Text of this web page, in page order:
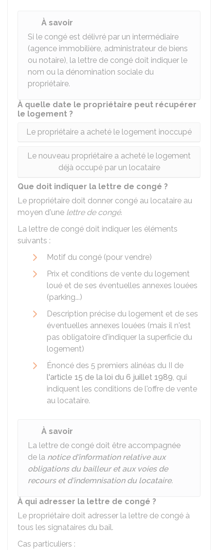
À savoir
Si le congé est délivré par un intermédiaire
(agence immobilière, administrateur de biens
ou notaire), la lettre de congé doit indiquer le
nom ou la dénomination sociale du
propriétaire.
À quelle date le propriétaire peut récupérer
le logement ?
Le propriétaire a acheté le logement inoccupé
Le nouveau propriétaire a acheté le logement
déjà occupé par un locataire
Que doit indiquer la lettre de congé ?
Le propriétaire doit donner congé au locataire au
moyen d'une lettre de congé.
La lettre de congé doit indiquer les éléments
suivants :
Motif du congé (pour vendre)
Prix et conditions de vente du logement
loué et de ses éventuelles annexes louées
(parking...)
Description précise du logement et de ses
éventuelles annexes louées (mais il n'est
pas obligatoire d'indiquer la superficie du
logement)
Énoncé des 5 premiers alinéas du II de
l'article 15 de la loi du 6 juillet 1989, qui
indiquent les conditions de l'offre de vente
au locataire.
À savoir
La lettre de congé doit être accompagnée
de la notice d'information relative aux
obligations du bailleur et aux voies de
recours et d'indemnisation du locataire.
À qui adresser la lettre de congé ?
Le propriétaire doit adresser la lettre de congé à
tous les signataires du bail.
Cas particuliers :